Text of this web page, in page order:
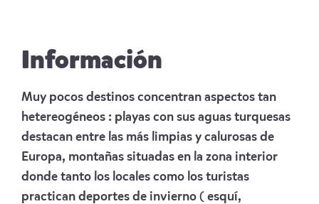
Información
Muy pocos destinos concentran aspectos tan
hetereogéneos : playas con sus aguas turquesas
destacan entre las más limpias y calurosas de
Europa, montañas situadas en la zona interior
donde tanto los locales como los turistas
practican deportes de invierno ( esquí,